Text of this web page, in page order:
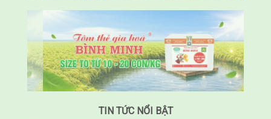
TIN TỨC NỔI BẬT